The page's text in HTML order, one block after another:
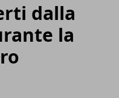
dalla
la